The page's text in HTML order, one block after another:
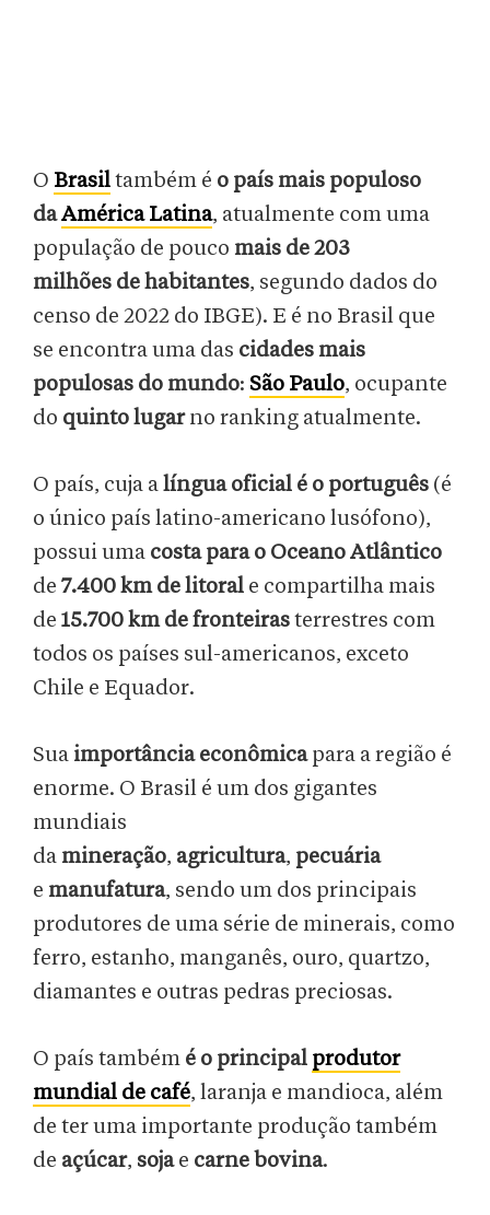
O Brasiltambém é o país mais populoso
daAmérica Latina, atualmente com uma
população de pouco mais de 203
milhões de habitantes, segundo dados do
censo de 2022 do IBGE). E é no Brasil que
se encontra uma das cidades mais
populosas do mundo: São Paulo, ocupante
do quinto lugarno ranking atualmente.
O país, cuja alíngua oficial é o português (é
o único país latino-americano lusófono),
possui uma costa para o Oceano Atlântico
de 7.400 km de litoral e compartilha mais
de 15.700 km de fronteirasterrestres com
todos os países sul-americanos, exceto
Chile e Equador.
Sua importância econômicapara a região é
enorme. O Brasil é um dos gigantes
mundiais
da mineração, agricultura, pecuária
e manufatura, sendo um dos principais
produtores de uma série de minerais, como
ferro, estanho, manganês, ouro, quartzo,
diamantes e outras pedras preciosas.
O país também é o principal produtor
mundial de café, laranja e mandioca, além
de ter uma importante produção também
de açúcar, sojae carne bovina.